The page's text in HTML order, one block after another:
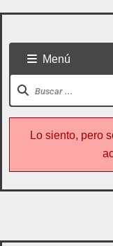
Menú
Lo siento, pero